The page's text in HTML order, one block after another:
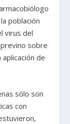
población
virus del
sobre
de
sólo son
con